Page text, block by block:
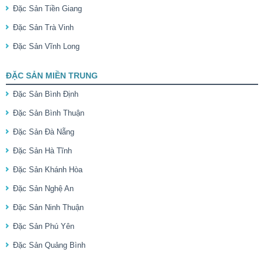
Đặc Sản Tiền Giang
Đặc Sản Trà Vinh
Đặc Sản Vĩnh Long
ĐẶC SẢN MIỀN TRUNG
Đặc Sản Bình Định
Đặc Sản Bình Thuận
Đặc Sản Đà Nẵng
Đặc Sản Hà Tĩnh
Đặc Sản Khánh Hòa
Đặc Sản Nghệ An
Đặc Sản Ninh Thuận
Đặc Sản Phú Yên
Đặc Sản Quảng Bình